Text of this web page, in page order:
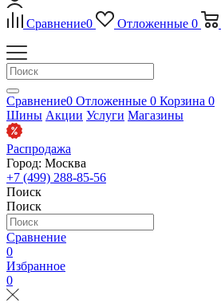
Сравнение0 Отложенные 0
Сравнение0 Отложенные 0 Корзина 0
Шины Акции Услуги Магазины
Распродажа
Город: Москва
+7 (499) 288-85-56
Поиск
Поиск
Сравнение
0
Избранное
0